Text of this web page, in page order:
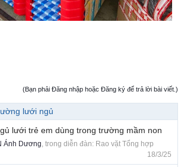
(Bạn phải Đăng nhập hoặc Đăng ký để trả lời bài viết.)
lưới ngủ
lưới trẻ em dùng trong trường mầm non
Ánh Dương , trong diễn đàn: Rao vặt Tổng hợp
18/3/25